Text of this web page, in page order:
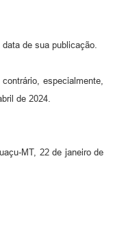
de sua publicação.
especialmente,
de 2024.
MT, 22 de janeiro de